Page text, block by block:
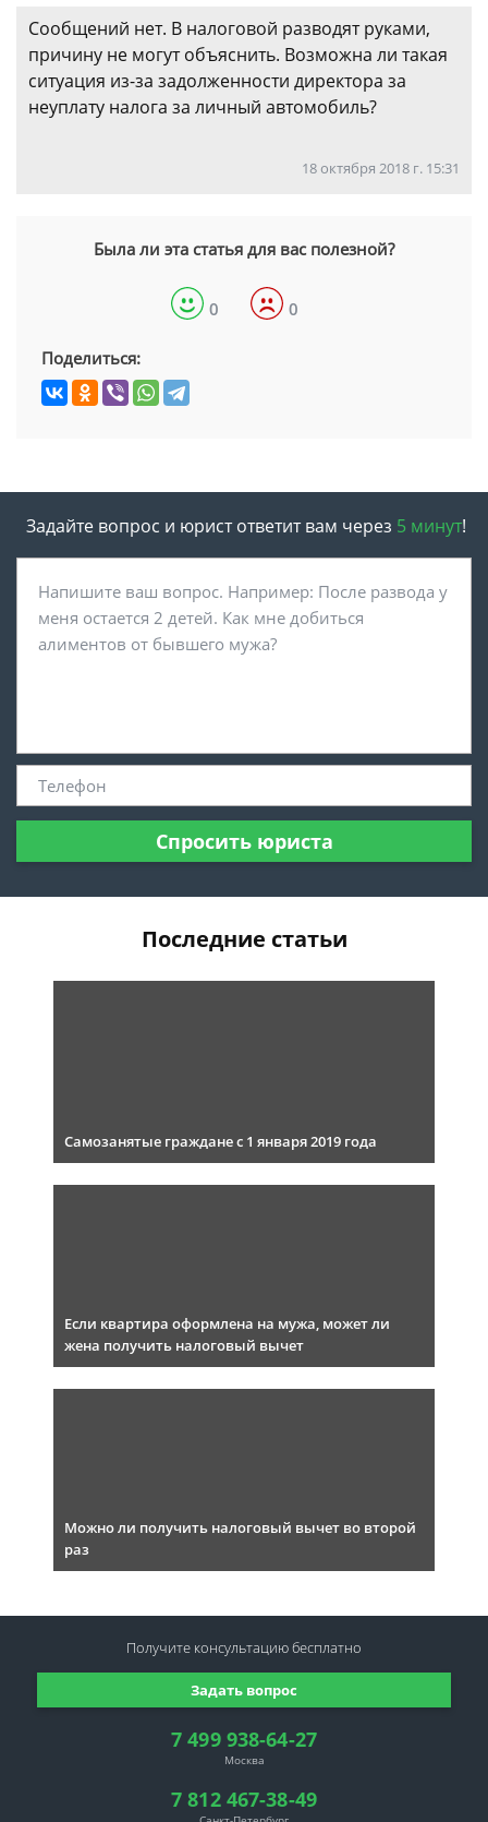
Сообщений нет. В налоговой разводят руками,
причину не могут объяснить. Возможна ли такая
ситуация из-за задолженности директора за
неуплату налога за личный автомобиль?
18 октября 2018 г. 15:31
Была ли эта статья для вас полезной?
0 0
Поделиться:
Задайте вопрос и юрист ответит вам через 5 минут!
Спросить юриста
Последние статьи
Самозанятые граждане с 1 января 2019 года
Если квартира оформлена на мужа, может ли
жена получить налоговый вычет
Можно ли получить налоговый вычет во второй
раз
7 499 938-64-27
Москва
7 812 467-38-49
Задать вопрос
Получите консультациюбесплатно